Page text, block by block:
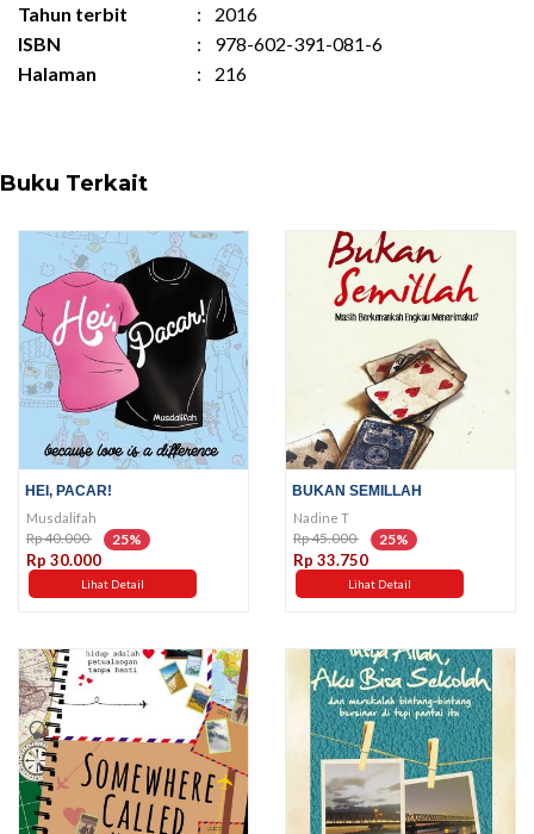
Tahun terbit
:
2016
ISBN
:
978-602-391-081-6
Halaman
: 216
Buku Terkait
HEI, PACAR!
Musdalifah
Rp 40.000 25%
Rp 30.000
Lihat Detail
BUKAN SEMILLAH
Nadine T
Rp 45.000 25%
Rp 33.750
Lihat Detail